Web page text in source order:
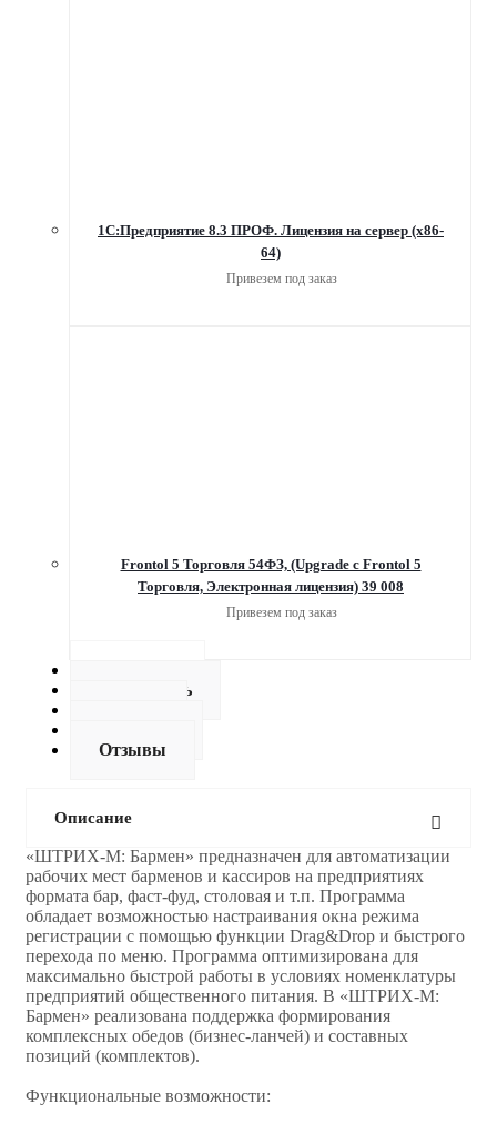
1С:Предприятие 8.3 ПРОФ. Лицензия на сервер (x86-
64)
Привезем под заказ
Frontol 5 Торговля 54ФЗ, (Upgrade c Frontol 5
Торговля, Электронная лицензия) 39 008
Привезем под заказ
Как купить
Отзывы
Описание
«ШТРИХ-М: Бармен» предназначен для автоматизации
рабочих мест барменов и кассиров на предприятиях
формата бар, фаст-фуд, столовая и т.п. Программа
обладает возможностью настраивания окна режима
регистрации с помощью функции Drag&Drop и быстрого
перехода по меню. Программа оптимизирована для
максимально быстрой работы в условиях номенклатуры
предприятий общественного питания. В «ШТРИХ-М:
Бармен» реализована поддержка формирования
комплексных обедов (бизнес-ланчей) и составных
позиций (комплектов).
Функциональные возможности: